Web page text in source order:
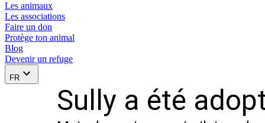
Les animaux
Les associations
Faire un don
Protège ton animal
Blog
Devenir un refuge
FR
Sully a été